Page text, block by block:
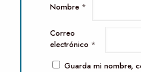
Nombre *
Correo
electrónico *
Guarda mi nombre,